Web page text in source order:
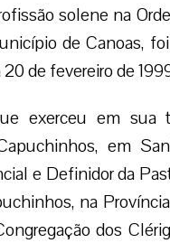
solene na
de Canoas,
de fevereiro de
exerceu em sua
em
e Definidor da
na
dos